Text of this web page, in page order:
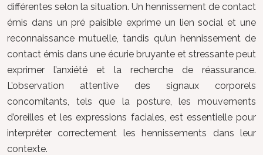
différentes selon la situation. Un hennissement de contact
émis dans un pré paisible exprime un lien social et une
reconnaissance mutuelle, tandis qu’un hennissement de
contact émis dans une écurie bruyante et stressante peut
exprimer l’anxiété et la recherche de réassurance.
L’observation attentive des signaux corporels
concomitants, tels que la posture, les mouvements
d’oreilles et les expressions faciales, est essentielle pour
interpréter correctement les hennissements dans leur
contexte.